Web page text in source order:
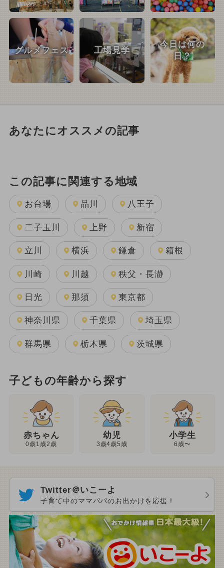
グルメフェス 工場見学
今日は何の
日？
あなたにオススメの記事
この記事に関連する地域
お台場 品川 八王子
二子玉川 上野 新宿
立川 横浜 鎌倉 箱根
川崎 川越 秩父・長瀞
日光 那須 東京都
神奈川県 千葉県 埼玉県
群馬県 栃木県 茨城県
子どもの年齢から探す
赤ちゃん
0歳1歳2歳
幼児
3歳4歳5歳
小学生
6歳〜
Twitter＠いこーよ
子育て中のママパパのお出かけを応援！